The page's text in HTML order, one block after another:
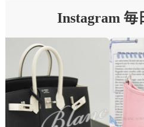
Instagram 毎